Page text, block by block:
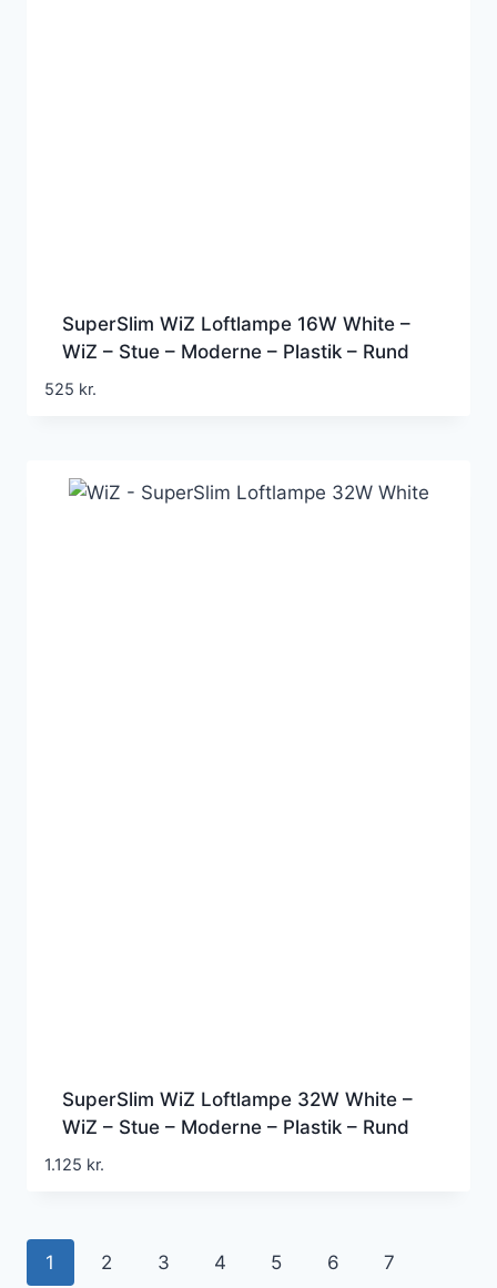
SuperSlim WiZ Loftlampe 16W White –
WiZ – Stue – Moderne – Plastik – Rund
525 kr.
SuperSlim WiZ Loftlampe 32W White –
WiZ – Stue – Moderne – Plastik – Rund
1.125 kr.
1 2 3 4 5 6 7